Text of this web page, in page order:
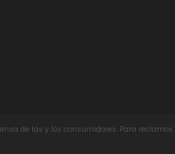
de las y los consumidores. Para reclamos